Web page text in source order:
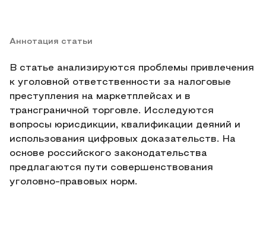
Аннотация статьи
В статье анализируются проблемы привлечения
к уголовной ответственности за налоговые
преступления на маркетплейсах и в
трансграничной торговле. Исследуются
вопросы юрисдикции, квалификации деяний и
использования цифровых доказательств. На
основе российского законодательства
предлагаются пути совершенствования
уголовно-правовых норм.